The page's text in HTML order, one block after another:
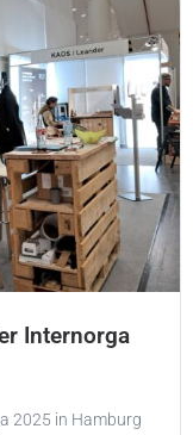
Internorga
2025 in Hamburg